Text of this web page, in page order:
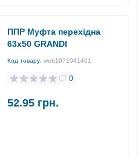
ППР Муфта перехідна
63х50 GRANDI
Код товару: web1071041401
0
52.95 грн.